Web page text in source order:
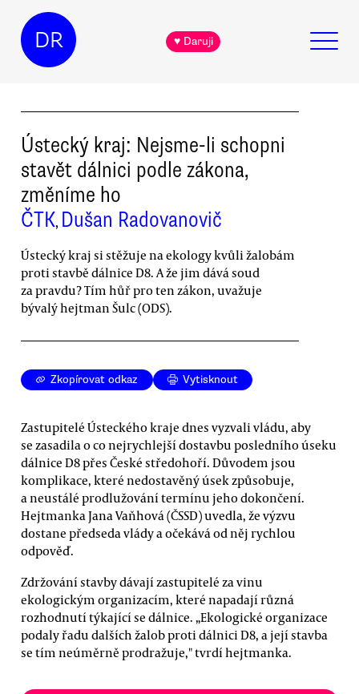
DR ♥ Daruji
Ústecký kraj: Nejsme-li schopni
stavět dálnici podle zákona,
změníme ho
ČTK, Dušan Radovanovič
Ústecký kraj si stěžuje na ekology kvůli žalobám
proti stavbě dálnice D8. A že jim dává soud
za pravdu? Tím hůř pro ten zákon, uvažuje
bývalý hejtman Šulc (ODS).
Zkopírovat odkaz Vytisknout
Zastupitelé Ústeckého kraje dnes vyzvali vládu, aby
se zasadila o co nejrychlejší dostavbu posledního úseku
dálnice D8 přes České středohoří. Důvodem jsou
komplikace, které nedostavěný úsek způsobuje,
a neustálé prodlužování termínu jeho dokončení.
Hejtmanka Jana Vaňhová (ČSSD) uvedla, že výzvu
dostane předseda vlády a očekává od něj rychlou
odpověď.
Zdržování stavby dávají zastupitelé za vinu
ekologickým organizacím, které napadají různá
rozhodnutí týkající se dálnice. „Ekologické organizace
podaly řadu dalších žalob proti dálnici D8, a její stavba
se tím neúměrně prodražuje," tvrdí hejtmanka.